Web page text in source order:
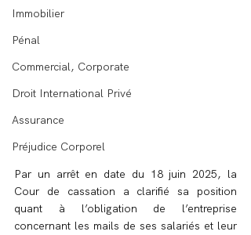
Immobilier
Pénal
Commercial, Corporate
Droit International Privé
Assurance
Préjudice Corporel
Par un arrêt en date du 18 juin 2025, la
Cour de cassation a clarifié sa position
quant à l’obligation de l’entreprise
concernant les mails de ses salariés et leur